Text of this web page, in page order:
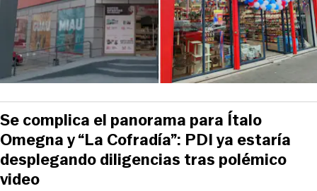
Se complica el panorama para Ítalo
Omegna y “La Cofradía”: PDI ya estaría
desplegando diligencias tras polémico
video